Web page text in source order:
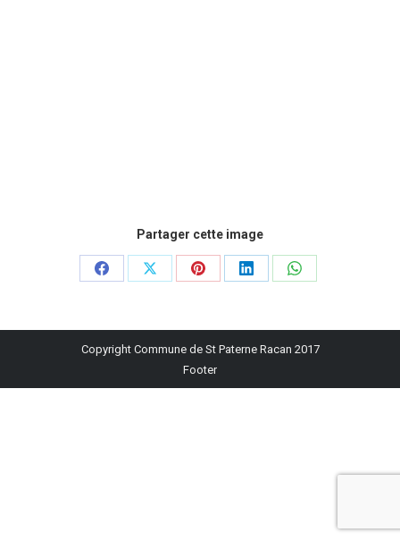
Partager cette image
Partager
Facebook
Partager
X
Partager
Pinterest
Partager
LinkedIn
Partager
WhatsApp
Copyright Commune de St Paterne Racan 2017
Footer